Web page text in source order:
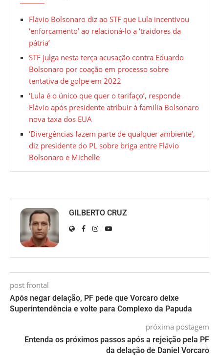
Flávio Bolsonaro diz ao STF que Lula incentivou
‘enforcamento’ ao relacioná-lo a ‘traidores da
pátria’
STF julga nesta terça acusação contra Eduardo
Bolsonaro por coação em processo sobre
tentativa de golpe em 2022
‘Lula é o único que quer o tarifaço’, responde
Flávio após presidente atribuir à família Bolsonaro
nova taxa dos EUA
‘Divergências fazem parte de qualquer ambiente’,
diz presidente do PL sobre briga entre Flávio
Bolsonaro e Michelle
GILBERTO CRUZ
post frontal
Após negar delação, PF pede que Vorcaro deixe
Superintendência e volte para Complexo da Papuda
próxima postagem
Entenda os próximos passos após a rejeição pela PF
da delação de Daniel Vorcaro